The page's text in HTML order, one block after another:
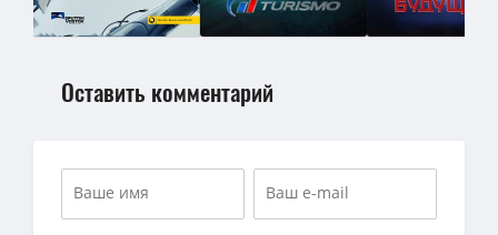
Оставить комментарий